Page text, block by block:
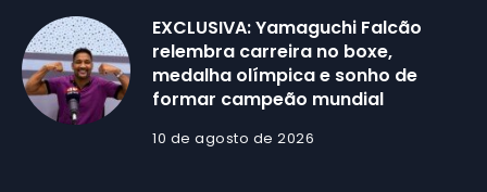
EXCLUSIVA: Yamaguchi Falcão
relembra carreira no boxe,
medalha olímpica e sonho de
formar campeão mundial
10 de agosto de 2026